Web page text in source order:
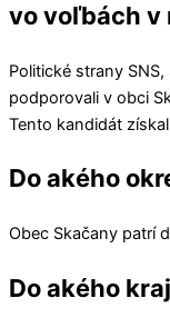
vo voľbách v
Politické strany
podporovali v obci
Tento kandidát
Do akého
Obec Skačany patrí
Do akého